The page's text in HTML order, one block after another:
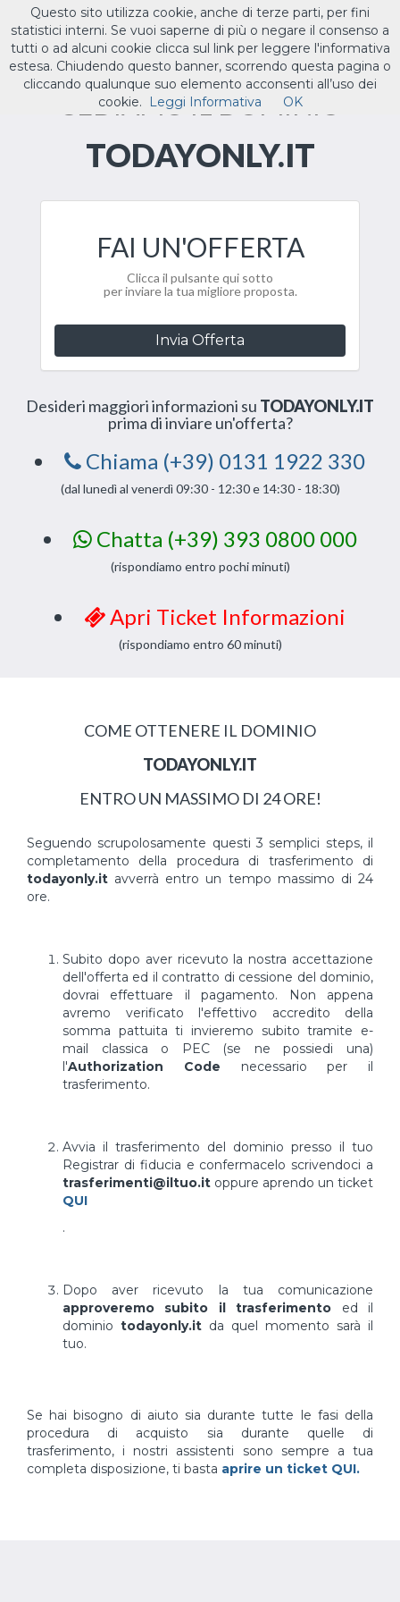
Toggle
ILTUO.IT
CEDIAMO IL DOMINIO
TODAYONLY.IT
FAI UN'OFFERTA
Clicca il pulsante qui sotto
per inviare la tua migliore proposta.
Invia Offerta
Desideri maggiori informazioni su TODAYONLY.IT
prima di inviare un'offerta?
Chiama (+39) 0131 1922 330
(dal lunedì al venerdì 09:30 - 12:30 e 14:30 - 18:30)
Chatta (+39) 393 0800 000
(rispondiamo entro pochi minuti)
Apri Ticket Informazioni
(rispondiamo entro 60 minuti)
COME OTTENERE IL DOMINIO
TODAYONLY.IT
ENTRO UN MASSIMO DI 24 ORE!
Seguendo scrupolosamente questi 3 semplici steps, il
completamento della procedura di trasferimento di
todayonly.it avverrà entro un tempo massimo di 24
ore.
Subito dopo aver ricevuto la nostra accettazione
dell'offerta ed il contratto di cessione del dominio,
dovrai effettuare il pagamento. Non appena
avremo verificato l'effettivo accredito della
somma pattuita ti invieremo subito tramite e-
mail classica o PEC (se ne possiedi una)
l'Authorization Code necessario per il
trasferimento.
Avvia il trasferimento del dominio presso il tuo
Registrar di fiducia e confermacelo scrivendoci a
trasferimenti@iltuo.it oppure aprendo un ticket
QUI
.
Dopo aver ricevuto la tua comunicazione
approveremo subito il trasferimento ed il
dominio todayonly.it da quel momento sarà il
tuo.
Se hai bisogno di aiuto sia durante tutte le fasi della
procedura di acquisto sia durante quelle di
trasferimento, i nostri assistenti sono sempre a tua
completa disposizione, ti basta aprire un ticket QUI.
Questo sito utilizza cookie, anche di terze parti, per fini
statistici interni. Se vuoi saperne di più o negare il consenso a
tutti o ad alcuni cookie clicca sul link per leggere l'informativa
estesa. Chiudendo questo banner, scorrendo questa pagina o
cliccando qualunque suo elemento acconsenti all’uso dei
cookie.
Leggi Informativa OK